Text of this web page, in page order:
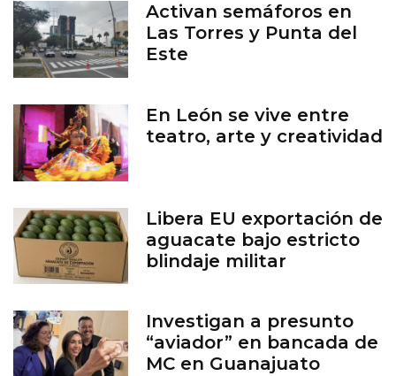
Activan semáforos en
Las Torres y Punta del
Este
En León se vive entre
teatro, arte y creatividad
Libera EU exportación de
aguacate bajo estricto
blindaje militar
Investigan a presunto
“aviador” en bancada de
MC en Guanajuato